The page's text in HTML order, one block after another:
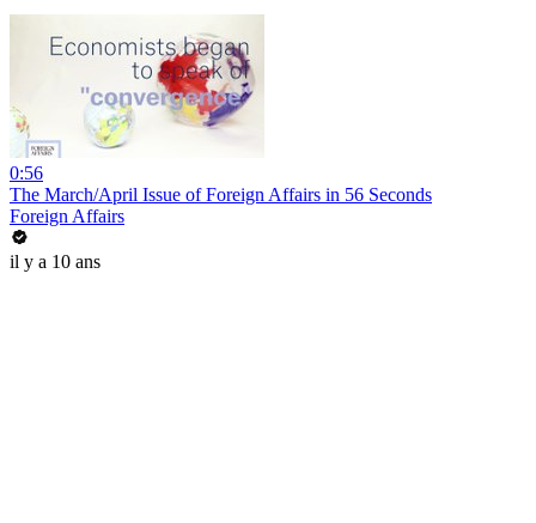
0:56
The March/April Issue of Foreign Affairs in 56 Seconds
Foreign Affairs
il y a 10 ans